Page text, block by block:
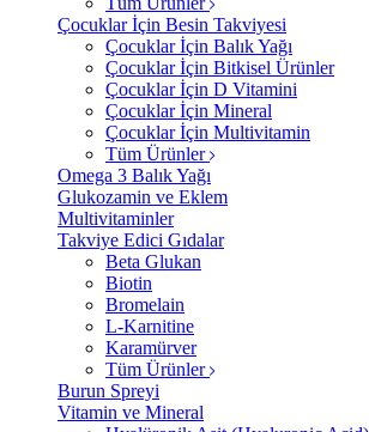
Çocuklar İçin Besin Takviyesi
Çocuklar İçin Balık Yağı
Çocuklar İçin Bitkisel Ürünler
Çocuklar İçin D Vitamini
Çocuklar İçin Mineral
Çocuklar İçin Multivitamin
Tüm Ürünler
Omega 3 Balık Yağı
Glukozamin ve Eklem
Multivitaminler
Takviye Edici Gıdalar
Beta Glukan
Biotin
Bromelain
L-Karnitine
Karamürver
Tüm Ürünler
Burun Spreyi
Vitamin ve Mineral